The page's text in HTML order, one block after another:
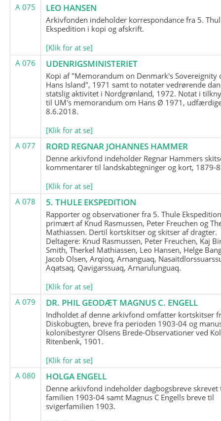
A 075
LEO HANSEN
Arkivfonden indeholder korrespondance fra 5.
Ekspedition i kopi og afskrift.
[Klik for at se]
A 076
UDENRIGSMINISTERIET
Kopi af "Memorandum on Denmark's Sovereignity
Hans Island", 1971 samt to notater vedrørende
statslig aktivitet i Nordgrønland, 1972. Notat i
til UM's memorandum om Hans Ø 1971,
8.6.2018.
[Klik for at se]
A 077
RORD REGNAR JOHANNES HAMMER
Denne arkivfond indeholder Regnar Hammers
kommentarer til landskabtegninger og kort, 1879-
[Klik for at se]
A 078
5. THULE EKSPEDITION
Rapporter og observationer fra 5. Thule
primært af Knud Rasmussen, Peter Freuchen og
Mathiassen. Dertil kortskitser og skitser af dragter.
Deltagere: Knud Rasmussen, Peter Freuchen, Kaj
Smith, Therkel Mathiassen, Leo Hansen, Helge
Jacob Olsen, Arqioq, Arnanguaq,
Aqatsaq, Qavigarssuaq, Arnarulunguaq.
[Klik for at se]
A 079
DR. PHIL GEODÆT MAGNUS C. ENGELL
Indholdet af denne arkivfond omfatter kortskitser
Diskobugten, breve fra perioden 1903-04 og
kolonibestyrer Olsens Brede-Observationer ved
Ritenbenk, 1901.
[Klik for at se]
A 080
HOLGA ENGELL
Denne arkivfond indeholder dagbogsbreve skrevet
familien 1903-04 samt Magnus C Engells breve til
svigerfamilien 1903.